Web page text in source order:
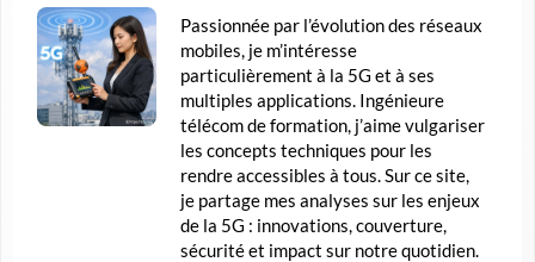
Passionnée par l’évolution des réseaux
mobiles, je m’intéresse
particulièrement à la 5G et à ses
multiples applications. Ingénieure
télécom de formation, j’aime vulgariser
les concepts techniques pour les
rendre accessibles à tous. Sur ce site,
je partage mes analyses sur les enjeux
de la 5G : innovations, couverture,
sécurité et impact sur notre quotidien.